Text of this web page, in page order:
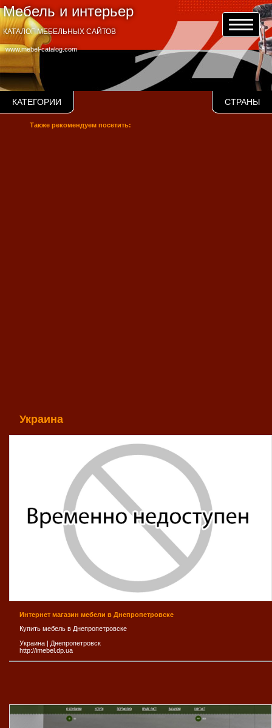
Мебель и интерьер
www.mebel-catalog.com
КАТАЛОГ МЕБЕЛЬНЫХ САЙТОВ
КАТЕГОРИИ СТРАНЫ
Также рекомендуем посетить:
Украина
Интернет магазин мебели в Днепропетровске
Купить мебель в Днепропетровске
Украина | Днепропетровск
http://imebel.dp.ua